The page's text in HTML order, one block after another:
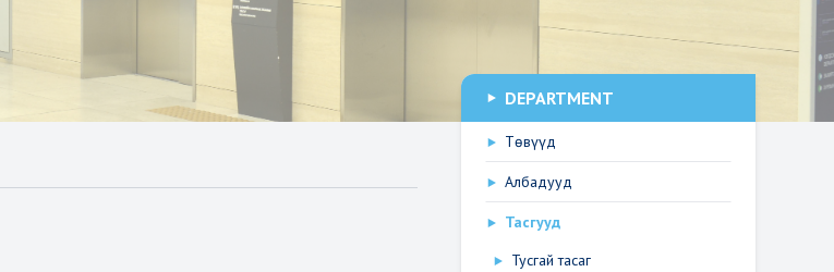
DEPARTMENT
Төвүүд
Албадууд
Тасгууд
Тусгай тасаг